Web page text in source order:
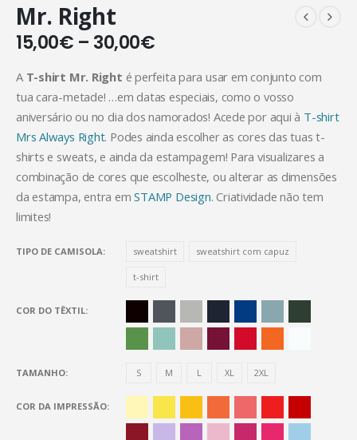
Mr. Right
15,00€ – 30,00€
A T-shirt Mr. Right é perfeita para usar em conjunto com
tua cara-metade! …em datas especiais, como o vosso
aniversário ou no dia dos namorados! Acede por aqui à T-shirt
Mrs Always Right. Podes ainda escolher as cores das tuas t-
shirts e sweats, e ainda da estampagem! Para visualizares a
combinação de cores que escolheste, ou alterar as dimensões
da estampa, entra emSTAMP Design. Criatividade não tem
limites!
TIPO DE CAMISOLA sweatshirt sweatshirt com capuz
t-shirt
COR DO TÊXTIL
TAMANHO S M L XL 2XL
COR DA IMPRESSÃO